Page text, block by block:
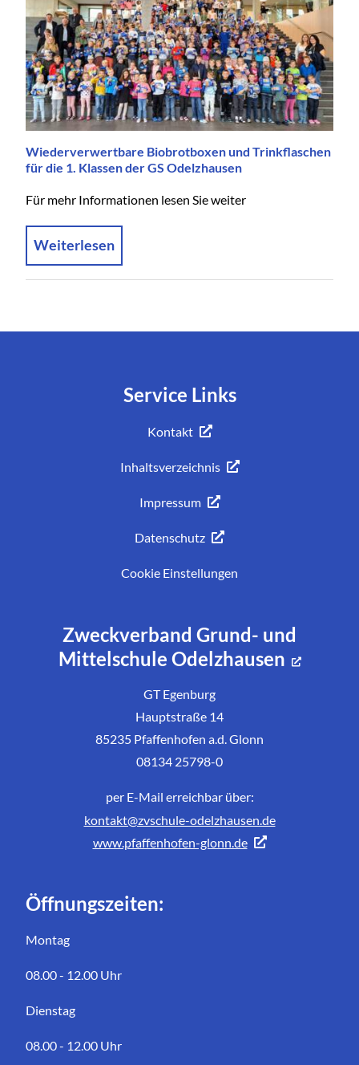
Wiederverwertbare Biobrotboxen und Trinkflaschen
für die 1. Klassen der GS Odelzhausen
Für mehr Informationen lesen Sie weiter
Weiterlesen
Service Links
Kontakt
Inhaltsverzeichnis
Impressum
Datenschutz
Cookie Einstellungen
Zweckverband Grund- und
Mittelschule Odelzhausen
GT Egenburg
Hauptstraße 14
85235 Pfaffenhofen a.d. Glonn
08134 25798-0
per E-Mail erreichbar über:
kontakt@zvschule-odelzhausen.de
www.pfaffenhofen-glonn.de
Öffnungszeiten:
Montag
08.00 - 12.00 Uhr
Dienstag
08.00 - 12.00 Uhr